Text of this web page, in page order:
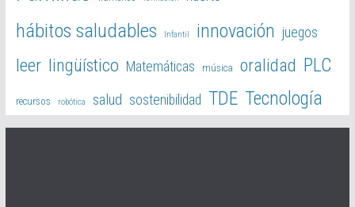
hábitos saludables Infantil innovación juegos
leer lingüístico Matemáticas música oralidad PLC
recursos robótica salud sostenibilidad TDE Tecnología